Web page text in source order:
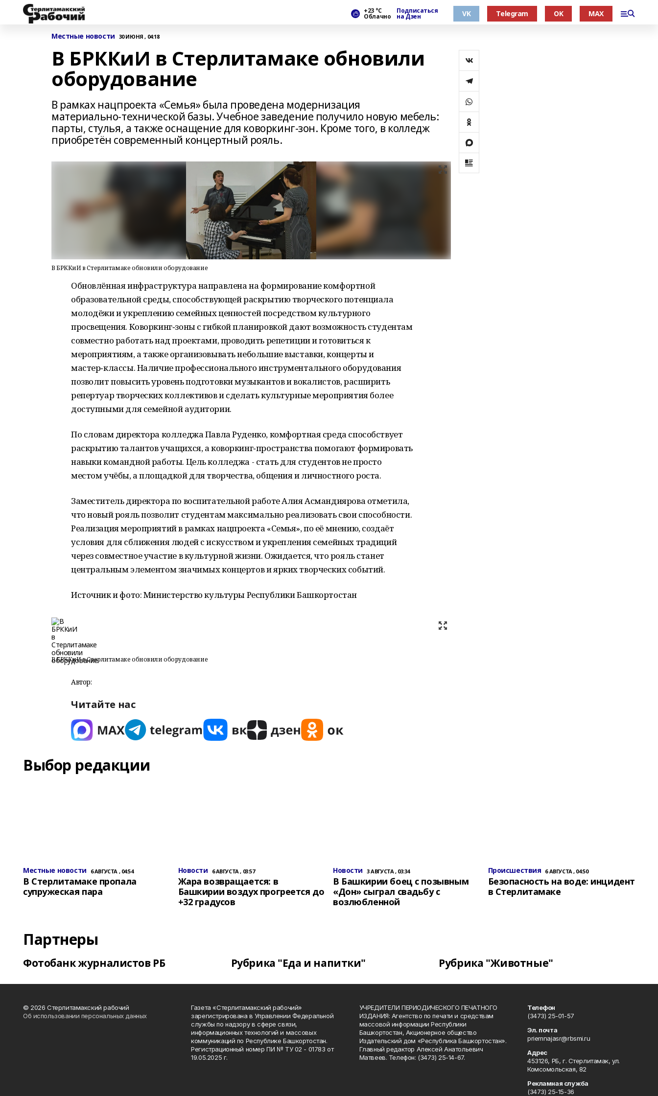
+23 °С
Облачно
Подписаться
на Дзен VK Telegram OK MAX
Местные новости 30 ИЮНЯ , 04:18
В БРККиИ в Стерлитамаке обновили
оборудование
В рамках нацпроекта «Семья» была проведена модернизация
материально‑технической базы. Учебное заведение получило новую мебель:
парты, стулья, а также оснащение для коворкинг‑зон. Кроме того, в колледж
приобретён современный концертный рояль.
В БРККиИ в Стерлитамаке обновили оборудование
Обновлённая инфраструктура направлена на формирование комфортной
образовательной среды, способствующей раскрытию творческого потенциала
молодёжи и укреплению семейных ценностей посредством культурного
просвещения. Коворкинг‑зоны с гибкой планировкой дают возможность студентам
совместно работать над проектами, проводить репетиции и готовиться к
мероприятиям, а также организовывать небольшие выставки, концерты и
мастер‑классы. Наличие профессионального инструментального оборудования
позволит повысить уровень подготовки музыкантов и вокалистов, расширить
репертуар творческих коллективов и сделать культурные мероприятия более
доступными для семейной аудитории.
По словам директора колледжа Павла Руденко, комфортная среда способствует
раскрытию талантов учащихся, а коворкинг‑пространства помогают формировать
навыки командной работы. Цель колледжа - стать для студентов не просто
местом учёбы, а площадкой для творчества, общения и личностного роста.
Заместитель директора по воспитательной работе Алия Асмандиярова отметила,
что новый рояль позволит студентам максимально реализовать свои способности.
Реализация мероприятий в рамках нацпроекта «Семья», по её мнению, создаёт
условия для сближения людей с искусством и укрепления семейных традиций
через совместное участие в культурной жизни. Ожидается, что рояль станет
центральным элементом значимых концертов и ярких творческих событий.
Источник и фото: Министерство культуры Республики Башкортостан
В БРККиИ в Стерлитамаке обновили оборудование
Автор:
Читайте нас
Выбор редакции
Местные новости 6 АВГУСТА , 04:54
В Стерлитамаке пропала
супружеская пара
Новости 6 АВГУСТА , 03:57
Жара возвращается: в
Башкирии воздух прогреется до
+32 градусов
Новости 3 АВГУСТА , 03:34
В Башкирии боец с позывным
«Дон» сыграл свадьбу с
возлюбленной
Происшествия 6 АВГУСТА , 04:50
Безопасность на воде: инцидент
в Стерлитамаке
Партнеры
Фотобанк журналистов РБ Рубрика "Еда и напитки" Рубрика "Животные"
© 2026 Стерлитамакский рабочий
Об использовании персональных данных
Газета «Стерлитамакский рабочий»
зарегистрирована в Управлении Федеральной
службы по надзору в сфере связи,
информационных технологий и массовых
коммуникаций по Республике Башкортостан.
Регистрационный номер ПИ № ТУ 02 - 01783 от
19.05.2025 г.
УЧРЕДИТЕЛИ ПЕРИОДИЧЕСКОГО ПЕЧАТНОГО
ИЗДАНИЯ: Агентство по печати и средствам
массовой информации Республики
Башкортостан, Акционерное общество
Издательский дом «Республика Башкортостан».
Главный редактор Алексей Анатольевич
Матвеев. Телефон: (3473) 25-14-67.
Телефон
(3473) 25-01-57
Эл. почта
priemnajasr@rbsmi.ru
Адрес
453126, РБ, г. Стерлитамак, ул.
Комсомольская, 82
Рекламная служба
(3473) 25-15-36